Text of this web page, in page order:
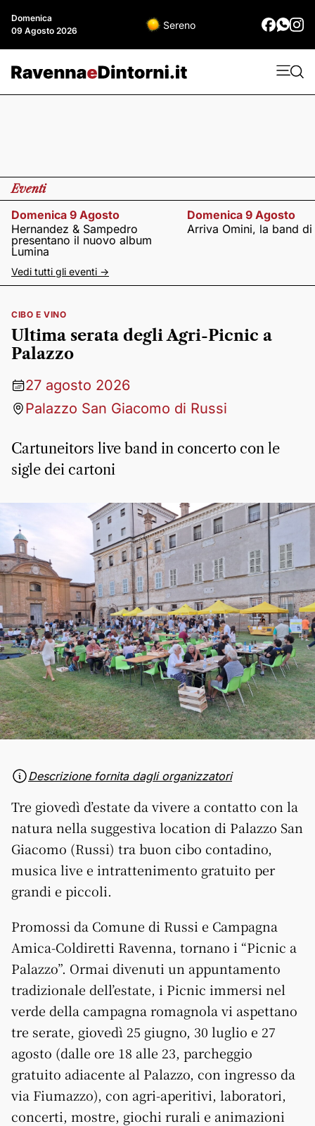
Domenica
09 Agosto 2026
Sereno
Eventi
Domenica 9 Agosto
Hernandez & Sampedro
presentano il nuovo album
Lumina
Domenica 9 Agosto
Arriva Omini, la band
Vedi tutti gli eventi ->
CIBO E VINO
Ultima serata degli Agri-Picnic a
Palazzo
27 agosto 2026
Palazzo San Giacomo di Russi
Cartuneitors live band in concerto con le
sigle dei cartoni
Descrizione fornita dagli organizzatori
Tre giovedì d’estate da vivere a contatto con la
natura nella suggestiva location di Palazzo San
Giacomo (Russi) tra buon cibo contadino,
musica live e intrattenimento gratuito per
grandi e piccoli.
Promossi da Comune di Russi e Campagna
Amica-Coldiretti Ravenna, tornano i “Picnic a
Palazzo”. Ormai divenuti un appuntamento
tradizionale dell’estate, i Picnic immersi nel
verde della campagna romagnola vi aspettano
tre serate, giovedì 25 giugno, 30 luglio e 27
agosto (dalle ore 18 alle 23, parcheggio
gratuito adiacente al Palazzo, con ingresso da
via Fiumazzo), con agri-aperitivi, laboratori,
concerti, mostre, giochi rurali e animazioni